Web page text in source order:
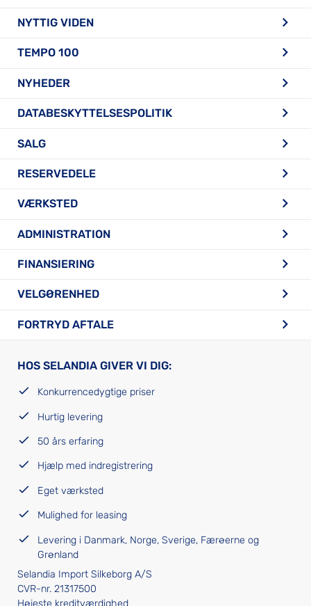
NYTTIG VIDEN
TEMPO 100
NYHEDER
DATABESKYTTELSESPOLITIK
SALG
RESERVEDELE
VÆRKSTED
ADMINISTRATION
FINANSIERING
VELGØRENHED
FORTRYD AFTALE
HOS SELANDIA GIVER VI DIG:
Konkurrencedygtige priser
Hurtig levering
50 års erfaring
Hjælp med indregistrering
Eget værksted
Mulighed for leasing
Levering i Danmark, Norge, Sverige, Færøerne og
Grønland
Selandia Import Silkeborg A/S
CVR-nr. 21317500
Højeste kreditværdighed